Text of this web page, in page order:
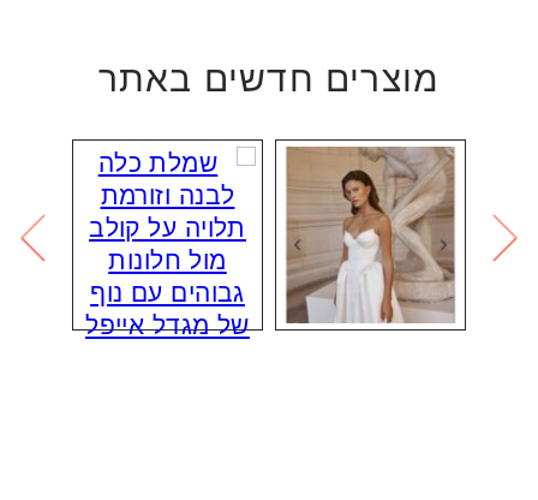
מוצרים חדשים באתר